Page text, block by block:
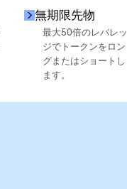
無期限先物
最大50倍のレバレッ
ジでトークンをロン
グまたはショートし
ます。